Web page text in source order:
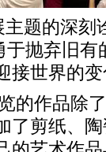
主题的深
抛弃旧有
接世界的
的作品除
了剪纸、